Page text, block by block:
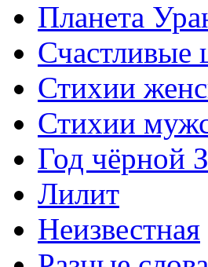
Планета
Счастливые
Стихии
Стихии
Год чёрной
Лилит
Неизвестная